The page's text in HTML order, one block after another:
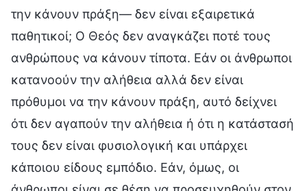
την κάνουν πράξη— δεν είναι εξαιρετικά
παθητικοί; Ο Θεός δεν αναγκάζει ποτέ τους
ανθρώπους να κάνουν τίποτα. Εάν οι άνθρωποι
κατανοούν την αλήθεια αλλά δεν είναι
πρόθυμοι να την κάνουν πράξη, αυτό δείχνει
ότι δεν αγαπούν την αλήθεια ή ότι η κατάστασή
τους δεν είναι φυσιολογική και υπάρχει
κάποιου είδους εμπόδιο. Εάν, όμως, οι